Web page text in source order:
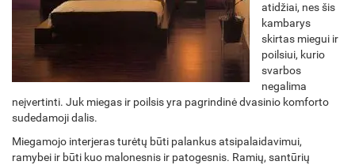
atidžiai, nes šis
kambarys
skirtas miegui ir
poilsiui, kurio
svarbos
negalima
neįvertinti. Juk miegas ir poilsis yra pagrindinė dvasinio komforto
sudedamoji dalis.
Miegamojo interjeras turėtų būti palankus atsipalaidavimui,
ramybei ir būti kuo malonesnis ir patogesnis. Ramių, santūrių